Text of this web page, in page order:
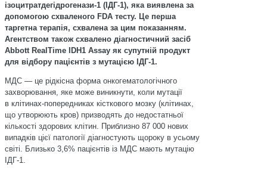
ізоцитратдегідрогенази-1 (IДГ-1), яка виявлена за
допомогою схваленого FDA тесту. Це перша
таргетна терапія, схвалена за цим показанням.
Агентством також схвалено діагностичний засіб
Abbott RealTime IDH1 Assay як супутній продукт
для відбору пацієнтів з мутацією IДГ-1.
МДС — це рідкісна форма онкогематологічного
захворювання, яке може виникнути, коли мутації
в клітинах-попередниках кісткового мозку (клітинах,
що утворюють кров) призводять до недостатньої
кількості здорових клітин. Приблизно 87 000 нових
випадків цієї патології діагностують щороку в усьому
світі. Близько 3,6% пацієнтів із МДС мають мутацію
IДГ-1.